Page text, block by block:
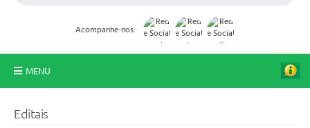
Acompanhe-nos:
MENU
Editais